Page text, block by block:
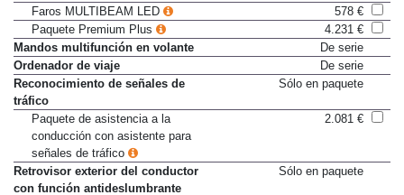
activables por separado
Faros MULTIBEAM LED
578 €
Paquete Premium Plus
4.231 €
Mandos multifunción en volante
De serie
Ordenador de viaje
De serie
Reconocimiento de señales de
tráfico
Paquete de asistencia a la
conducción con asistente para
señales de tráfico
Retrovisor exterior del conductor